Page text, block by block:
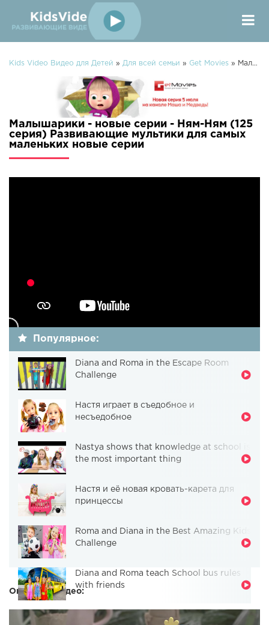
Kids Video Видео для Детей » Для всей семьи » Get Movies » Малышарики - новые серии - Ням-Ням (125 серия) Развивающие мультики для самых маленьких
Малышарики - новые серии - Ням-Ням (125
серия) Развивающие мультики для самых
маленьких новые серии
Популярное:
Diana and Roma in the Escape Room
Challenge
Настя играет в съедобное и
несъедобное
Nastya shows that knowledge at school is
the most important thing
Настя и её новая кровать-карета для
принцессы
Roma and Diana in the Best Amazing Kids
Challenge
Diana and Roma teach School bus rules
with friends
Описание видео: